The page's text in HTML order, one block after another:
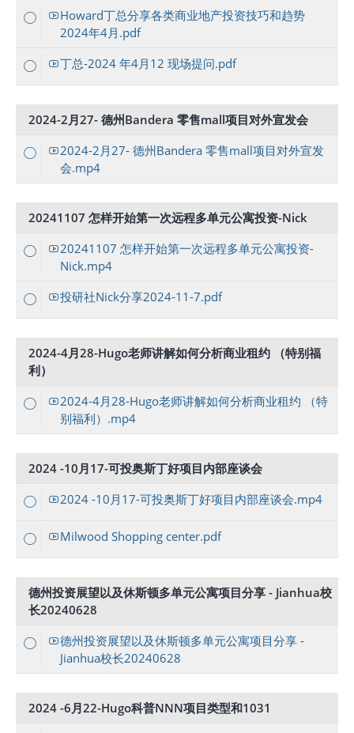
Howard丁总分享各类商业地产投资技巧和趋势
2024年4月.pdf
丁总-2024 年4月12 现场提问.pdf
2024-2月27- 德州Bandera 零售mall项目对外宣发会
2024-2月27- 德州Bandera 零售mall项目对外宣发
会.mp4
20241107 怎样开始第一次远程多单元公寓投资-Nick
20241107 怎样开始第一次远程多单元公寓投资-
Nick.mp4
投研社Nick分享2024-11-7.pdf
2024-4月28-Hugo老师讲解如何分析商业租约 （特别福
利）
2024-4月28-Hugo老师讲解如何分析商业租约 （特
别福利）.mp4
2024 -10月17-可投奥斯丁好项目内部座谈会
2024 -10月17-可投奥斯丁好项目内部座谈会.mp4
Milwood Shopping center.pdf
德州投资展望以及休斯顿多单元公寓项目分享 - Jianhua校
长20240628
德州投资展望以及休斯顿多单元公寓项目分享 -
Jianhua校长20240628
2024 -6月22-Hugo科普NNN项目类型和1031